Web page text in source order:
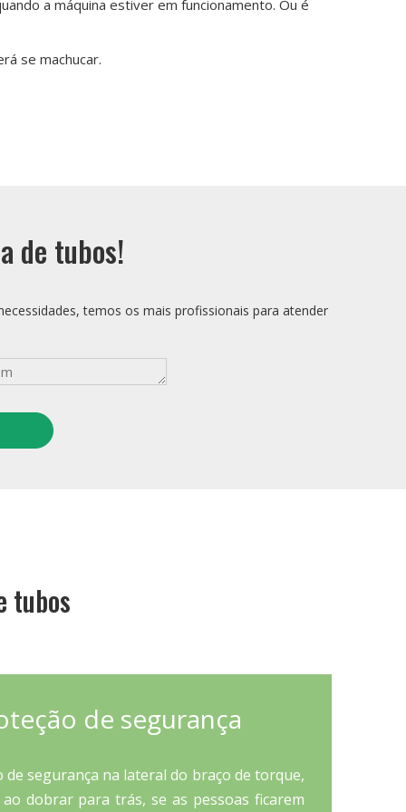
a máquina estiver em funcionamento. Ou é
se machucar.
de tubos!
temos os mais profissionais para atender
tubos
de segurança
de segurança na lateral do braço de torque,
dobrar para trás, se as pessoas ficarem